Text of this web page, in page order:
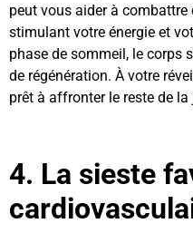
peut vous aider à
stimulant votre énergie et
phase de sommeil, le corps
de régénération. À votre
prêt à affronter le reste de la
4. La sieste